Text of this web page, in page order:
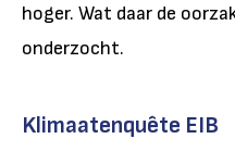
hoger. Wat daar de
onderzocht.
Klimaatenquête EIB